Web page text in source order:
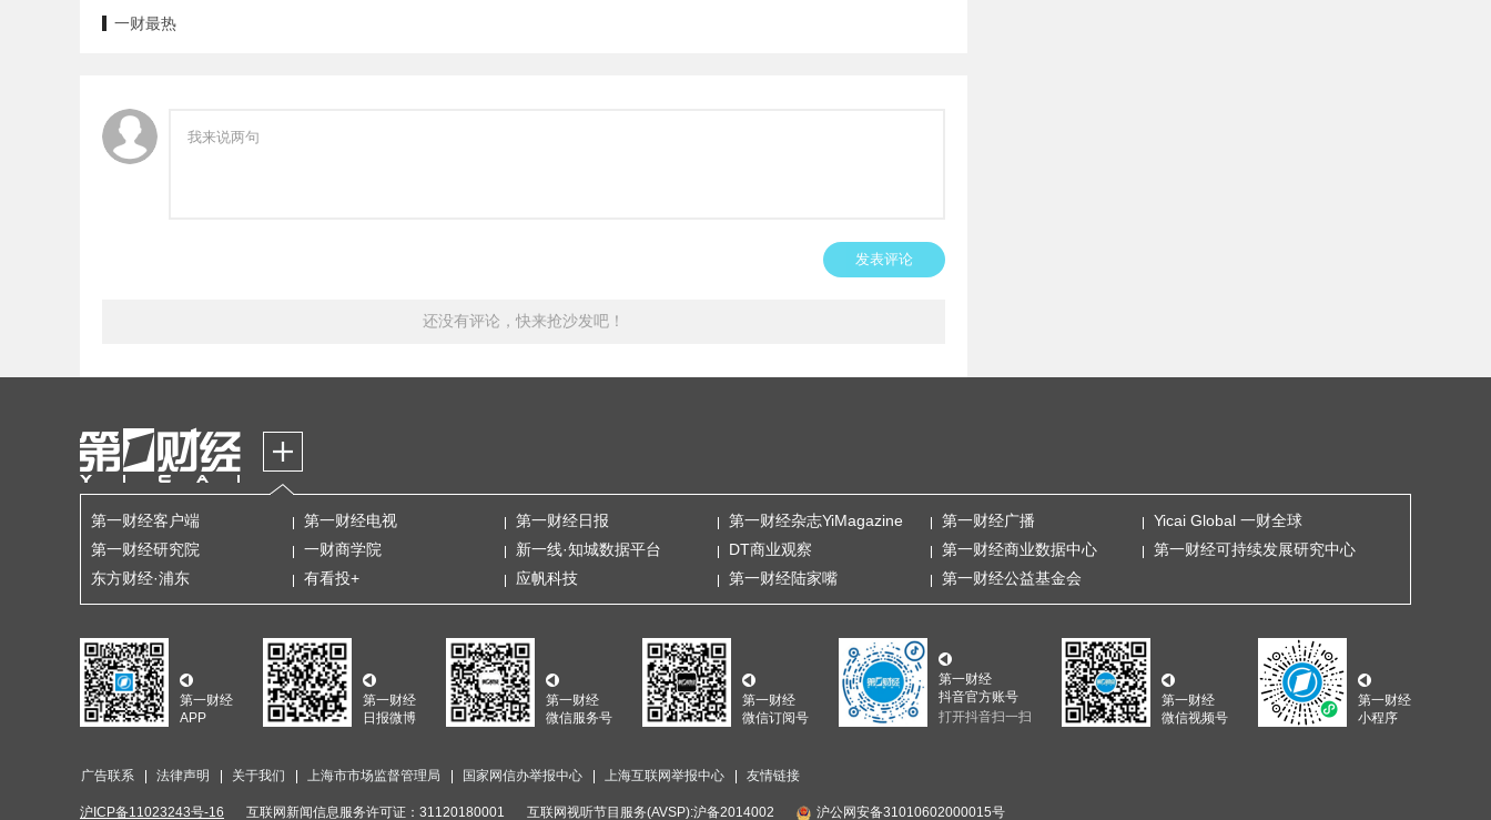
一财最热
发表评论
还没有评论，快来抢沙发吧！
第一财经客户端 第一财经电视 第一财经日报 第一财经杂志YiMagazine 第一财经广播
Yicai Global 一财全球
第一财经研究院
一财商学院 新一线·知城数据平台 DT商业观察 第一财经商业数据中心
第一财经可持续发展研究中心
东方财经·浦东
有看投+ 应帆科技 第一财经陆家嘴 第一财经公益基金会
第一财经
APP
第一财经
日报微博
第一财经
微信服务号
第一财经
微信订阅号
第一财经
抖音官方账号
打开抖音扫一扫
第一财经
微信视频号
第一财经
小程序
广告联系 法律声明 关于我们 上海市市场监督管理局 国家网信办举报中心 上海互联网举报中心 友情链接
沪ICP备11023243号-16 互联网新闻信息服务许可证：31120180001 互联网视听节目服务(AVSP):沪备2014002 沪公网安备31010602000015号